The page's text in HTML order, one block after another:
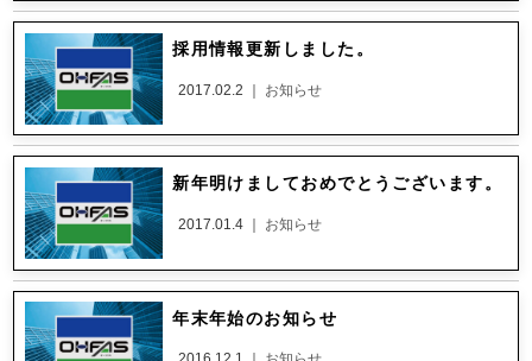
採用情報更新しました。
2017.02.2 ｜ お知らせ
新年明けましておめでとうございます。
2017.01.4 ｜ お知らせ
年末年始のお知らせ